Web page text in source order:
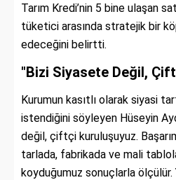
Tarım Kredi’nin 5 bine ulaşan
tüketici arasında stratejik bir
edeceğini belirtti.
"Bizi Siyasete Değil,
Kurumun kasıtlı olarak siyasi
istendiğini söyleyen Hüseyin
değil, çiftçi kuruluşuyuz.
tarlada, fabrikada ve mali
koyduğumuz sonuçlarla ölçülür.